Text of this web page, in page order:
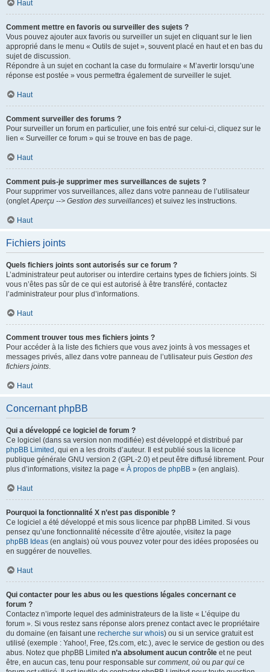
Haut
Comment mettre en favoris ou surveiller des sujets ?
Vous pouvez ajouter aux favoris ou surveiller un sujet en cliquant sur le lien
approprié dans le menu « Outils de sujet », souvent placé en haut et en bas du
sujet de discussion.
Répondre à un sujet en cochant la case du formulaire « M’avertir lorsqu’une
réponse est postée » vous permettra également de surveiller le sujet.
Haut
Comment surveiller des forums ?
Pour surveiller un forum en particulier, une fois entré sur celui-ci, cliquez sur le
lien « Surveiller ce forum » qui se trouve en bas de page.
Haut
Comment puis-je supprimer mes surveillances de sujets ?
Pour supprimer vos surveillances, allez dans votre panneau de l’utilisateur
(ongletAperçu --> Gestion des surveillances) et suivez les instructions.
Haut
Fichiers joints
Quels fichiers joints sont autorisés sur ce forum ?
L’administrateur peut autoriser ou interdire certains types de fichiers joints. Si
vous n’êtes pas sûr de ce qui est autorisé à être transféré, contactez
l’administrateur pour plus d’informations.
Haut
Comment trouver tous mes fichiers joints ?
Pour accéder à la liste des fichiers que vous avez joints à vos messages et
messages privés, allez dans votre panneau de l’utilisateur puis Gestion des
fichiers joints.
Haut
Concernant phpBB
Qui a développé ce logiciel de forum ?
Ce logiciel (dans sa version non modifiée) est développé et distribué par
phpBB Limited , qui en a les droits d’auteur. Il est publié sous la licence
publique générale GNU version 2 (GPL-2.0) et peut être diffusé librement. Pour
plus d’informations, visitez la page « À propos de phpBB » (en anglais).
Haut
Pourquoi la fonctionnalité X n’est pas disponible ?
Ce logiciel a été développé et mis sous licence par phpBB Limited. Si vous
pensez qu’une fonctionnalité nécessite d’être ajoutée, visitez la page
phpBB Ideas (en anglais) où vous pouvez voter pour des idées proposées ou
en suggérer de nouvelles.
Haut
Qui contacter pour les abus ou les questions légales concernant ce
forum ?
Contactez n’importe lequel des administrateurs de la liste « L’équipe du
forum ». Si vous restez sans réponse alors prenez contact avec le propriétaire
du domaine (en faisant une recherche sur whois) ou si un service gratuit est
utilisé (exemple : Yahoo!, Free, f2s.com, etc.), avec le service de gestion ou des
abus. Notez que phpBB Limited n’a absolument aucun contrôle et ne peut
être, en aucun cas, tenu pour responsable sur comment, où ou par qui ce